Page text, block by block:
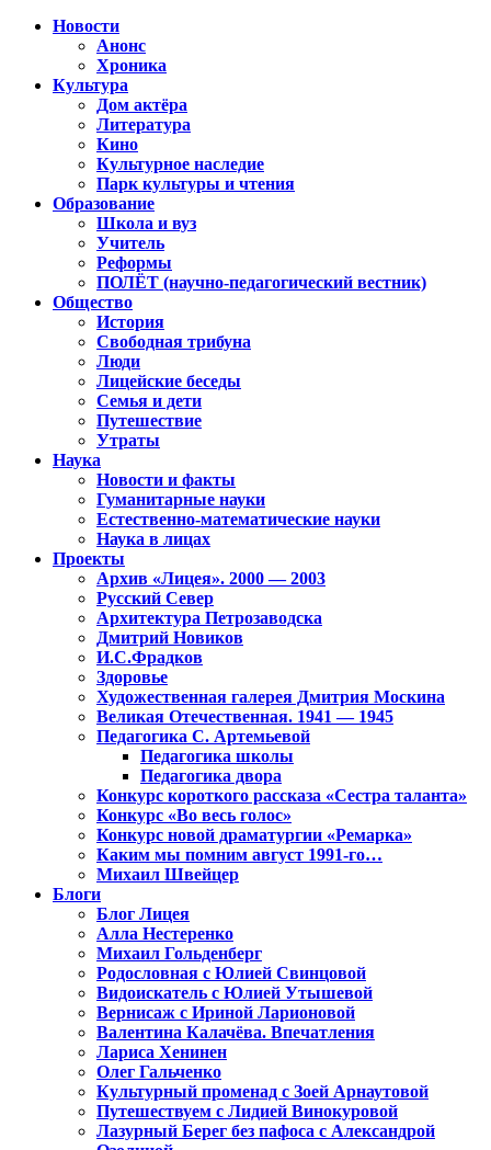
Новости
Анонс
Хроника
Культура
Дом актёра
Литература
Кино
Культурное наследие
Парк культуры и чтения
Образование
Школа и вуз
Учитель
Реформы
ПОЛЁТ (научно-педагогический вестник)
Общество
История
Свободная трибуна
Люди
Лицейские беседы
Семья и дети
Путешествие
Утраты
Наука
Новости и факты
Гуманитарные науки
Естественно-математические науки
Наука в лицах
Проекты
Архив «Лицея». 2000 — 2003
Русский Север
Архитектура Петрозаводска
Дмитрий Новиков
И.С.Фрадков
Здоровье
Художественная галерея Дмитрия Москина
Великая Отечественная. 1941 — 1945
Педагогика С. Артемьевой
Педагогика школы
Педагогика двора
Конкурс короткого рассказа «Сестра таланта»
Конкурс «Во весь голос»
Конкурс новой драматургии «Ремарка»
Каким мы помним август 1991-го…
Михаил Швейцер
Блоги
Блог Лицея
Алла Нестеренко
Михаил Гольденберг
Родословная с Юлией Свинцовой
Видоискатель с Юлией Утышевой
Вернисаж с Ириной Ларионовой
Валентина Калачёва. Впечатления
Лариса Хенинен
Олег Гальченко
Культурный променад с Зоей Арнаутовой
Путешествуем с Лидией Винокуровой
Лазурный Берег без пафоса с Александрой